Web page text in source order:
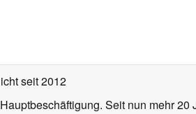
seit 2012
Seit nun mehr 20